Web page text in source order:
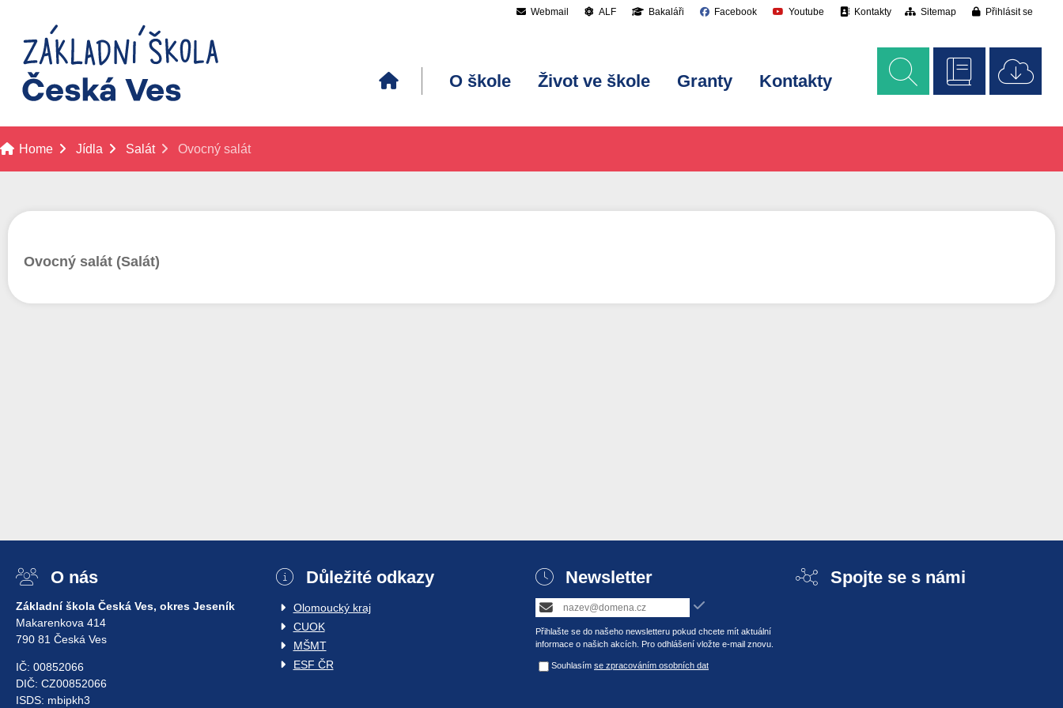
Webmail ALF Bakaláři Facebook Youtube Kontakty Sitemap Přihlásit se
O škole Život ve škole Granty Kontakty
Home Jídla Salát Ovocný salát
Ovocný salát (Salát)
O nás
Základní škola Česká Ves, okres Jeseník
Makarenkova 414
790 81 Česká Ves
IČ: 00852066
DIČ: CZ00852066
ISDS: mbipkh3
Důležité odkazy
Olomoucký kraj
CUOK
MŠMT
ESF ČR
Newsletter
Přihlašte se do našeho newsletteru pokud chcete mít aktuální
informace o našich akcích. Pro odhlášení vložte e-mail znovu.
Souhlasím se zpracováním osobních dat
Spojte se s námi